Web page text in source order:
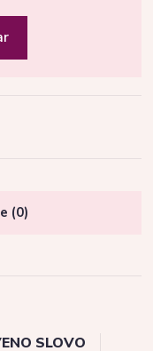
(0)
SLOVO